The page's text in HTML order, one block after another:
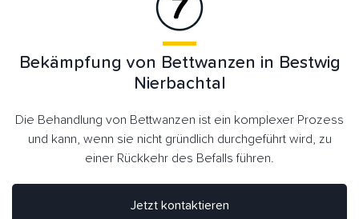
Bekämpfung von Bettwanzen in Bestwig
Nierbachtal
Die Behandlung von Bettwanzen ist ein komplexer Prozess
und kann, wenn sie nicht gründlich durchgeführt wird, zu
einer Rückkehr des Befalls führen.
Jetzt kontaktieren